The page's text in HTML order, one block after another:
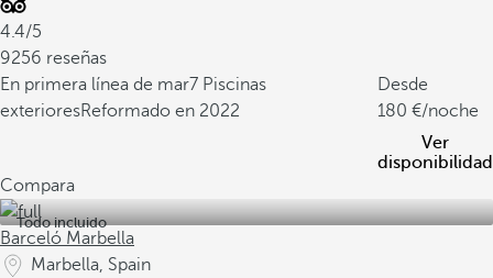
4.4/5
9256 reseñas
En primera línea de mar7 Piscinas
exterioresReformado en 2022
Desde
180
/noche
Ver
disponibilidad
Compara
Todo incluido
Barceló Marbella
Marbella, Spain